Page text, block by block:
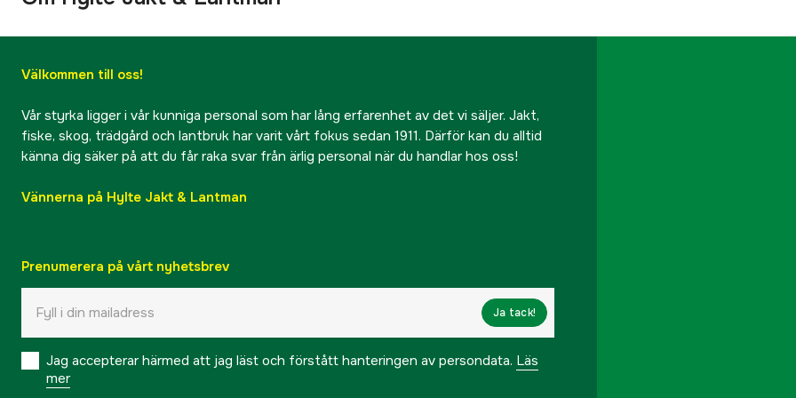
Välkommen till oss!
Vår styrka ligger i vår kunniga personal som har lång erfarenhet av det vi säljer. Jakt,
fiske, skog, trädgård och lantbruk har varit vårt fokus sedan 1911. Därför kan du alltid
känna dig säker på att du får raka svar från ärlig personal när du handlar hos oss!
Vännerna på Hylte Jakt & Lantman
Prenumerera på vårt nyhetsbrev
Ja tack!
Jag accepterar härmed att jag läst och förstått hanteringen av persondata. Läs
mer